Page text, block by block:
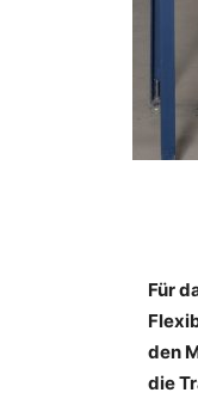
Für
den
die